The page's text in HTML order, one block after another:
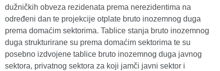
dužničkih obveza rezidenata prema nerezidentima na
određeni dan te projekcije otplate bruto inozemnog duga
prema domaćim sektorima. Tablice stanja bruto inozemnog
duga strukturirane su prema domaćim sektorima te su
posebno izdvojene tablice bruto inozemnog duga javnog
sektora, privatnog sektora za koji jamči javni sektor i